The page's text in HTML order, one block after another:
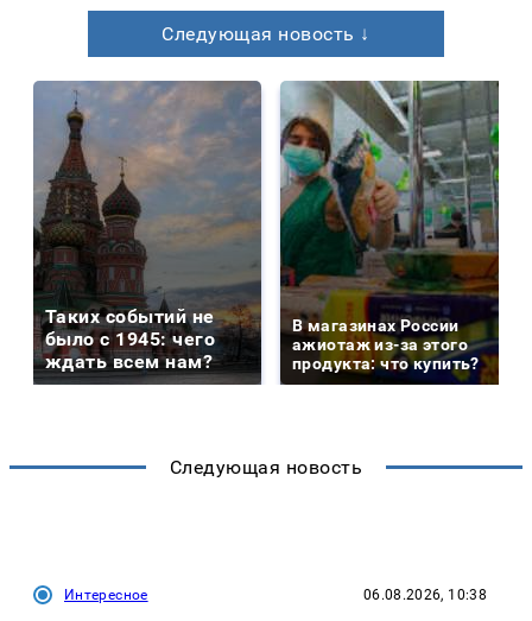
Следующая новость ↓
Таких событий не
было с 1945: чего
ждать всем нам?
В магазинах России
ажиотаж из-за этого
продукта: что купить?
Следующая новость
Интересное 06.08.2026, 10:38